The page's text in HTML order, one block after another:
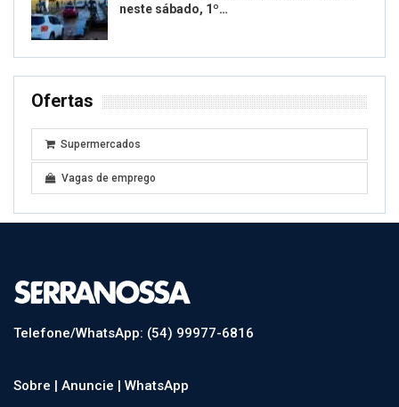
neste sábado, 1º…
Ofertas
Supermercados
Vagas de emprego
Telefone/WhatsApp: (54) 99977-6816
Sobre | Anuncie | WhatsApp